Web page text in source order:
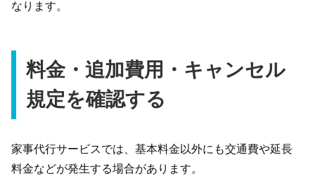
なります。
料金・追加費用・キャンセル
規定を確認する
家事代行サービスでは、基本料金以外にも交通費や延長
料金などが発生する場合があります。